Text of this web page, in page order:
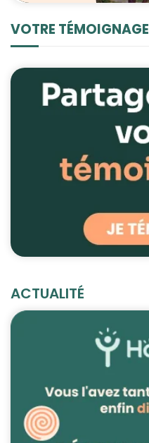
VOTRE TÉMOIGNAGE
ACTUALITÉ